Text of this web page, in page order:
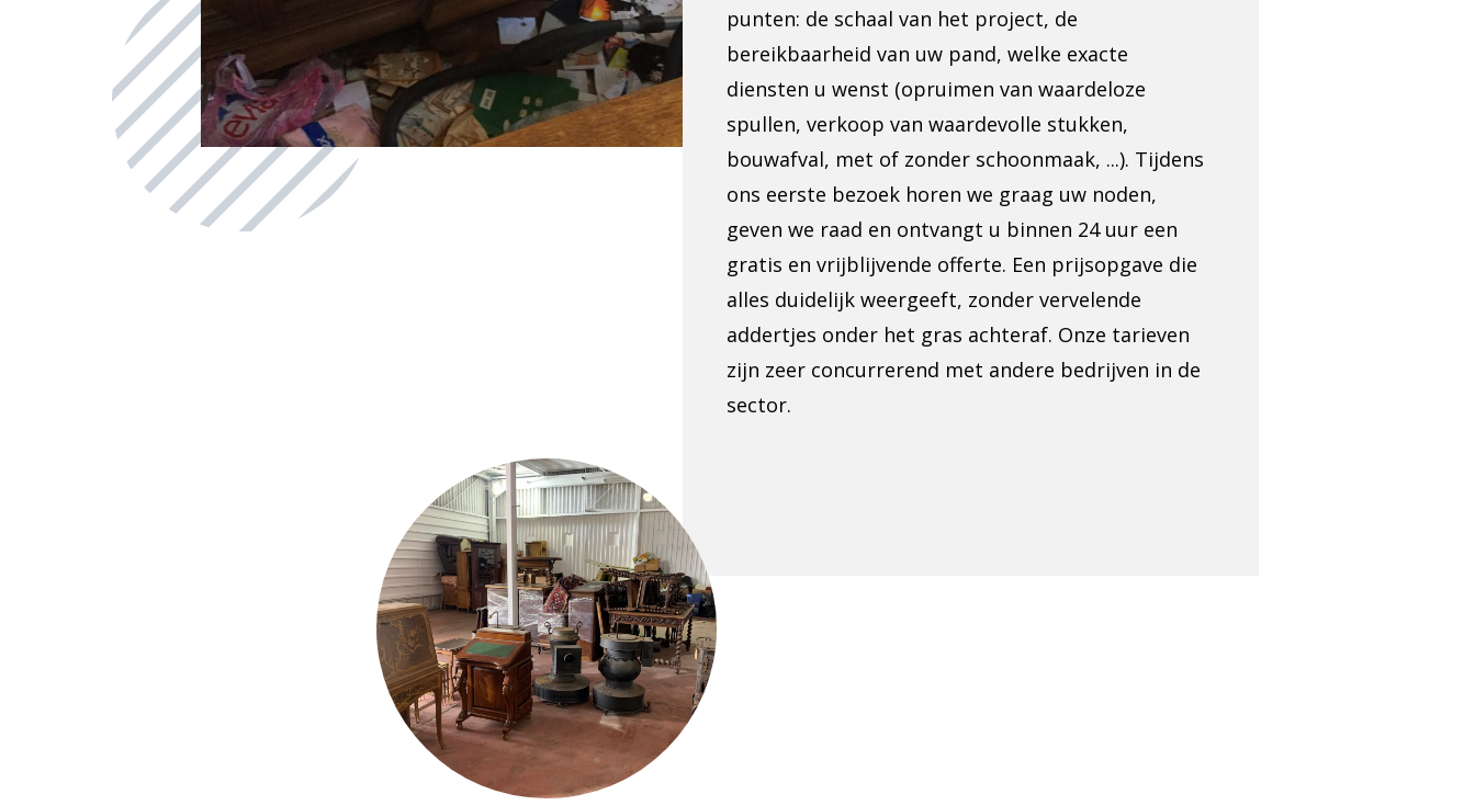
punten: de schaal van het project, de
bereikbaarheid van uw pand, welke exacte
diensten u wenst (opruimen van waardeloze
spullen, verkoop van waardevolle stukken,
bouwafval, met of zonder schoonmaak, ...). Tijdens
ons eerste bezoek horen we graag uw noden,
geven we raad en ontvangt u binnen 24 uur een
gratis en vrijblijvende offerte. Een prijsopgave die
alles duidelijk weergeeft, zonder vervelende
addertjes onder het gras achteraf. Onze tarieven
zijn zeer concurrerend met andere bedrijven in de
sector.